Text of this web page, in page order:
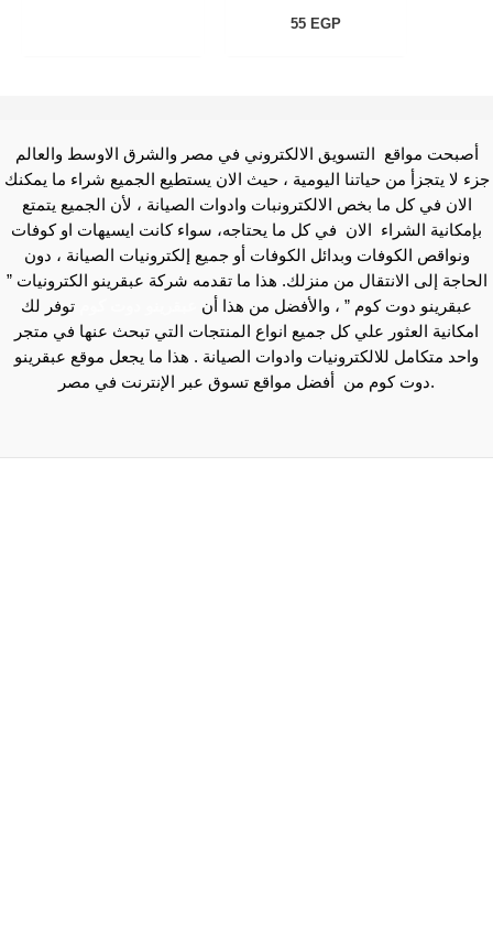
55 EGP
أصبحت مواقع التسويق الالكتروني في مصر والشرق الاوسط والعالم
جزء لا يتجزأ من حياتنا اليومية ، حيث الان يستطيع الجميع شراء ما يمكنك
الان في كل ما بخص الالكترونبات وادوات الصيانة ، لأن الجميع يتمتع
بإمكانية الشراء الان في كل ما يحتاجه، سواء كانت ايسيهات او كوفات
ونواقص الكوفات وبدائل الكوفات أو جميع إلكترونيات الصيانة ، دون
الحاجة إلى الانتقال من منزلك. هذا ما تقدمه شركة عبقرينو الكترونيات ”
عبقرينو دوت كوم ” ، والأفضل من هذا أن
توفر لك
امكانية العثور علي كل جميع انواع المنتجات التي تبحث عنها في متجر
واحد متكامل للالكترونيات وادوات الصيانة . هذا ما يجعل موقع عبقرينو
دوت كوم من أفضل مواقع تسوق عبر الإنترنت في مصر.